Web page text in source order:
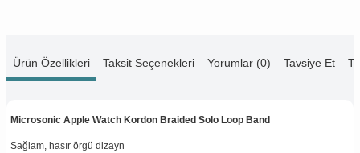
Ürün Özellikleri Taksit Seçenekleri Yorumlar (0) Tavsiye Et
Microsonic Apple Watch Kordon Braided Solo Loop Band
Sağlam, hasır örgü dizayn